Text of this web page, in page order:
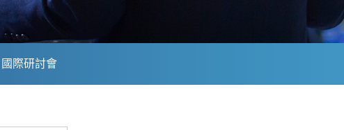
Aerospace | Defense | Security
Broadcast and Media
國際研討會